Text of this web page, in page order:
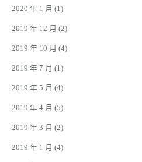
2020 年 1 月 (1)
2019 年 12 月 (2)
2019 年 10 月 (4)
2019 年 7 月 (1)
2019 年 5 月 (4)
2019 年 4 月 (5)
2019 年 3 月 (2)
2019 年 1 月 (4)